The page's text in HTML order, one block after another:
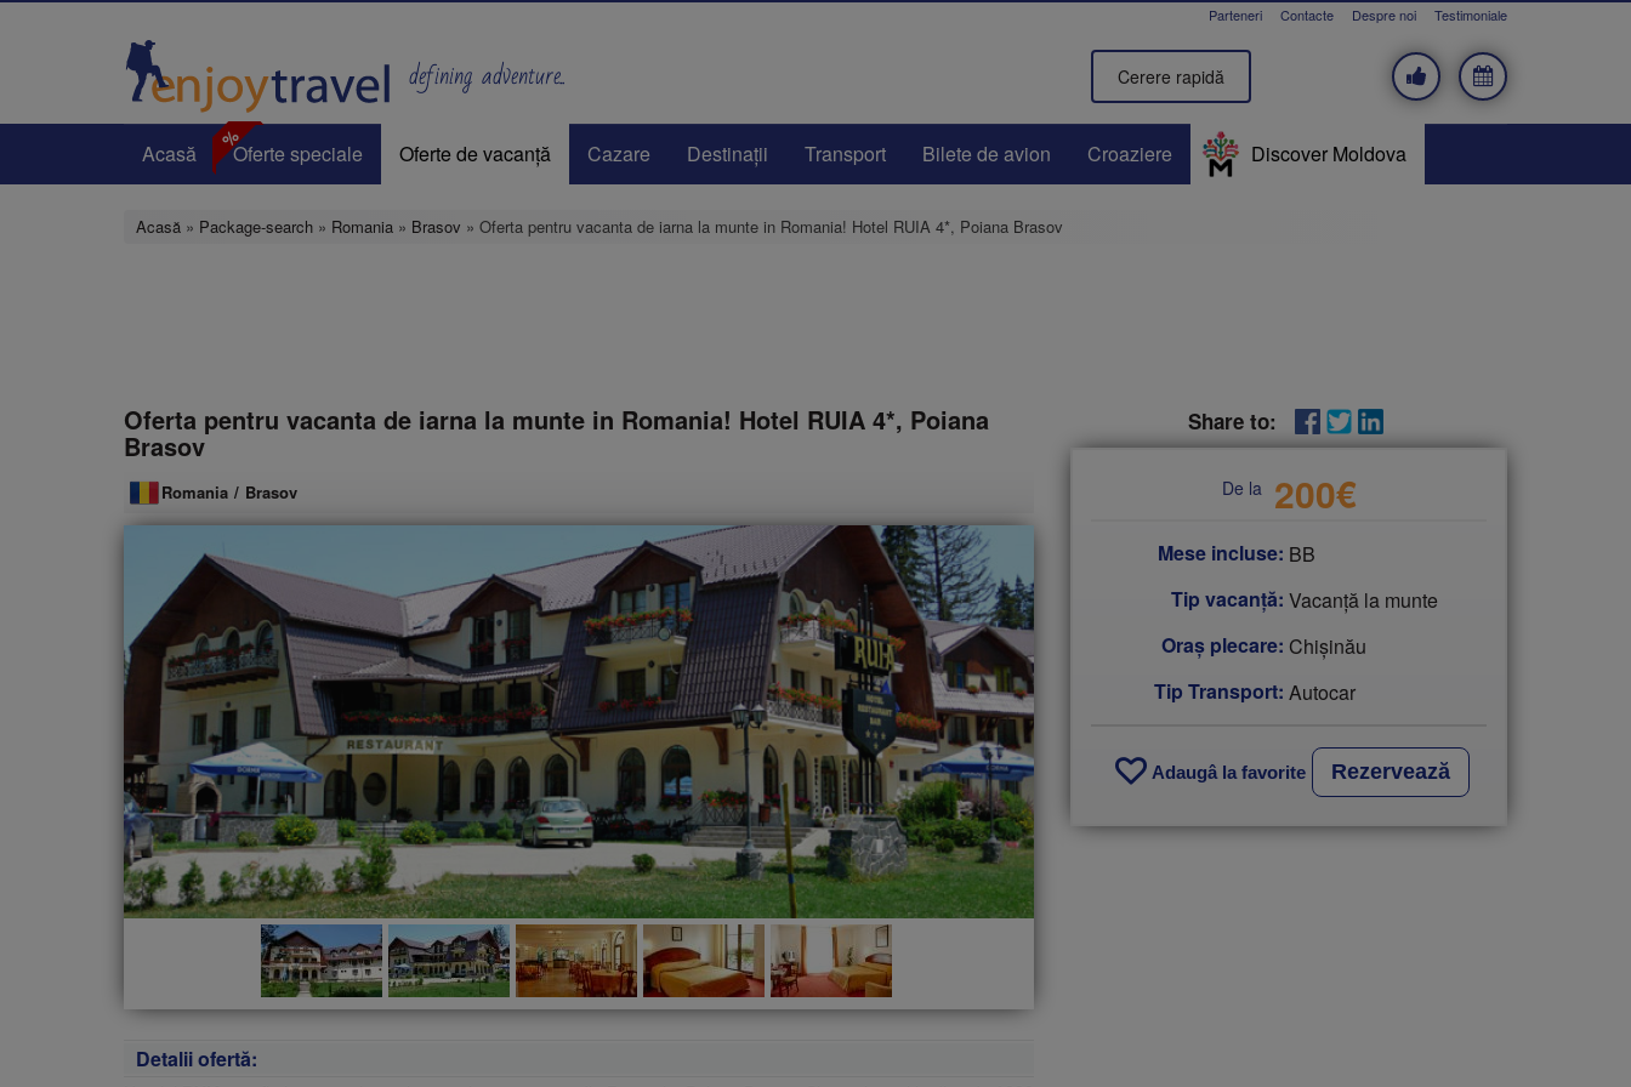
Testimoniale
Despre noi
Contacte
Parteneri
defining adventure.. Cerere rapidă
Acasă
%
Oferte speciale Oferte de vacanță Cazare Destinaţii Transport Bilete de avion Croaziere Discover Moldova
Acasă » Package-search » Romania » Brasov » Oferta pentru vacanta de iarna la munte in Romania! Hotel RUIA 4*, Poiana Brasov
Share to:
De la 200€
Mese incluse: BB
Tip vacanţă: Vacanță la munte
Oraș plecare: Chişinău
Tip Transport: Autocar
Adaugâ la favorite Rezervează
Oferta pentru vacanta de iarna la munte in Romania! Hotel RUIA 4*, Poiana
Brasov
Romania / Brasov
Detalii ofertă: